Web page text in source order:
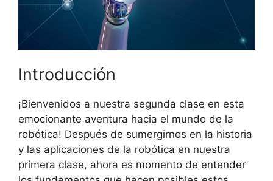
Introducción
¡Bienvenidos a nuestra segunda clase en esta
emocionante aventura hacia el mundo de la
robótica! Después de sumergirnos en la historia
y las aplicaciones de la robótica en nuestra
primera clase, ahora es momento de entender